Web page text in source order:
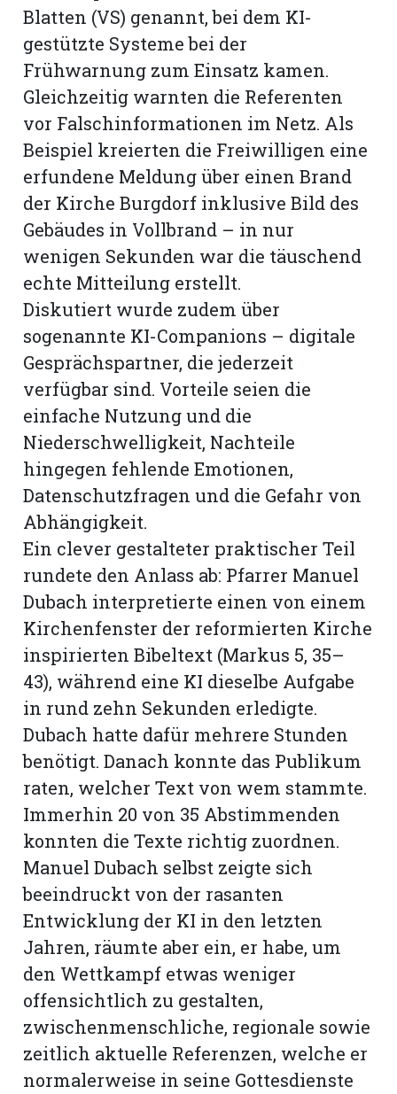
Blatten (VS) genannt, bei dem KI-
gestützte Systeme bei der
Frühwarnung zum Einsatz kamen.
Gleichzeitig warnten die Referenten
vor Falschinformationen im Netz. Als
Beispiel kreierten die Freiwilligen eine
erfundene Meldung über einen Brand
der Kirche Burgdorf inklusive Bild des
Gebäudes in Vollbrand – in nur
wenigen Sekunden war die täuschend
echte Mitteilung erstellt.
Diskutiert wurde zudem über
sogenannte KI-Companions – digitale
Gesprächspartner, die jederzeit
verfügbar sind. Vorteile seien die
einfache Nutzung und die
Niederschwelligkeit, Nachteile
hingegen fehlende Emotionen,
Datenschutzfragen und die Gefahr von
Abhängigkeit.
Ein clever gestalteter praktischer Teil
rundete den Anlass ab: Pfarrer Manuel
Dubach interpretierte einen von einem
Kirchenfenster der reformierten Kirche
inspirierten Bibeltext (Markus 5, 35–
43), während eine KI dieselbe Aufgabe
in rund zehn Sekunden erledigte.
Dubach hatte dafür mehrere Stunden
benötigt. Danach konnte das Publikum
raten, welcher Text von wem stammte.
Immerhin 20 von 35 Abstimmenden
konnten die Texte richtig zuordnen.
Manuel Dubach selbst zeigte sich
beeindruckt von der rasanten
Entwicklung der KI in den letzten
Jahren, räumte aber ein, er habe, um
den Wettkampf etwas weniger
offensichtlich zu gestalten,
zwischenmenschliche, regionale sowie
zeitlich aktuelle Referenzen, welche er
normalerweise in seine Gottesdienste